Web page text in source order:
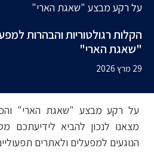
על רקע מבצע "שאגת הארי"
הקלות רגולטוריות והבהרות
"שאגת הארי"
29 מרץ 2026
על רקע מבצע "שאגת הארי"
מצאנו לנכון להביא לידיעתכם
הנוגעים למפעלים ולאתרים